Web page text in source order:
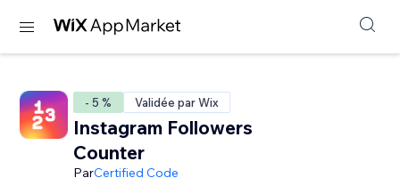
- 5 % Validée par Wix
Instagram Followers
Counter
ParCertified Code